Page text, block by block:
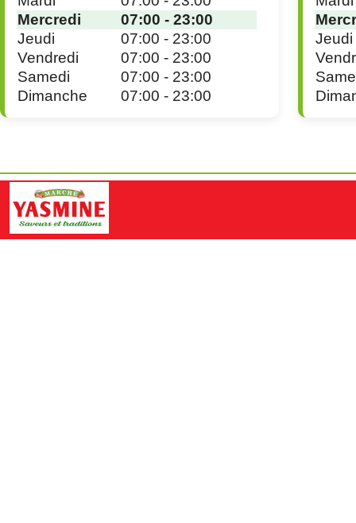
Mercredi
07:00 - 23:00
Jeudi
07:00 - 23:00
Vendredi
07:00 - 23:00
Samedi
07:00 - 23:00
Dimanche
07:00 - 23:00
Jeudi